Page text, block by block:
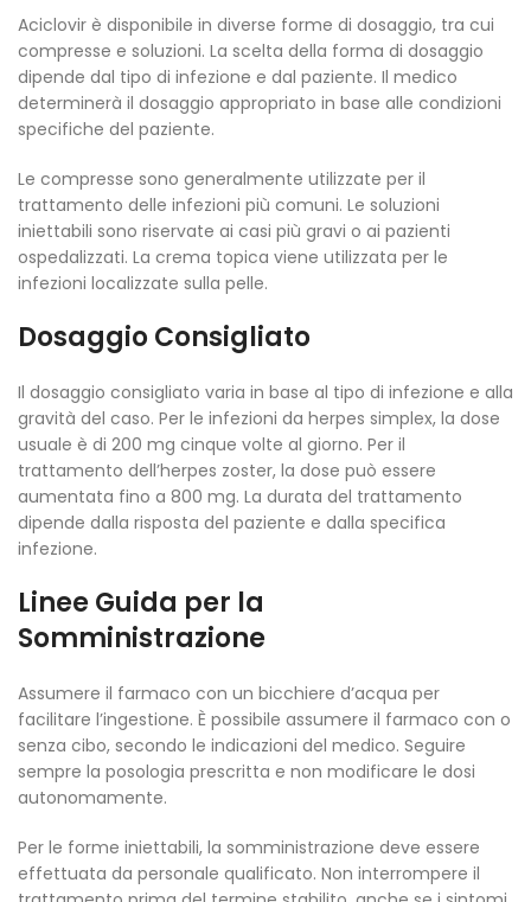
Aciclovir è disponibile in diverse forme di dosaggio, tra cui
compresse e soluzioni. La scelta della forma di dosaggio
dipende dal tipo di infezione e dal paziente. Il medico
determinerà il dosaggio appropriato in base alle condizioni
specifiche del paziente.
Le compresse sono generalmente utilizzate per il
trattamento delle infezioni più comuni. Le soluzioni
iniettabili sono riservate ai casi più gravi o ai pazienti
ospedalizzati. La crema topica viene utilizzata per le
infezioni localizzate sulla pelle.
Dosaggio Consigliato
Il dosaggio consigliato varia in base al tipo di infezione e alla
gravità del caso. Per le infezioni da herpes simplex, la dose
usuale è di 200 mg cinque volte al giorno. Per il
trattamento dell’herpes zoster, la dose può essere
aumentata fino a 800 mg. La durata del trattamento
dipende dalla risposta del paziente e dalla specifica
infezione.
Linee Guida per la
Somministrazione
Assumere il farmaco con un bicchiere d’acqua per
facilitare l’ingestione. È possibile assumere il farmaco con o
senza cibo, secondo le indicazioni del medico. Seguire
sempre la posologia prescritta e non modificare le dosi
autonomamente.
Per le forme iniettabili, la somministrazione deve essere
effettuata da personale qualificato. Non interrompere il